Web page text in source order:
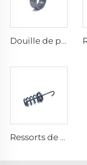
Douille de palier en métal pour machine d'ingénierie
Ressorts de rappel en acier carbone pour pédale de frein personnalisée